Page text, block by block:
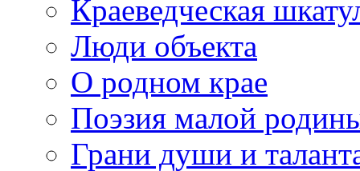
Краеведческая
Люди объекта
О родном крае
Поэзия малой
Грани души и